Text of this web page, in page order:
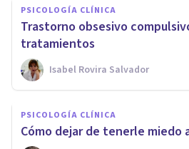
PSICOLOGÍA CLÍNICA
Trastorno obsesivo
tratamientos
Isabel Rovira Salvador
PSICOLOGÍA CLÍNICA
Cómo dejar de tenerle miedo